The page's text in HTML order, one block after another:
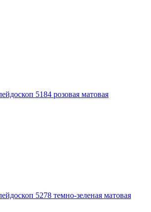
5184 розовая матовая
5278 темно-зеленая матовая